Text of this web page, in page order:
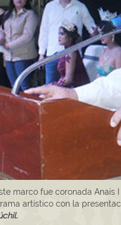
marco fue coronada Anaís
artístico con la